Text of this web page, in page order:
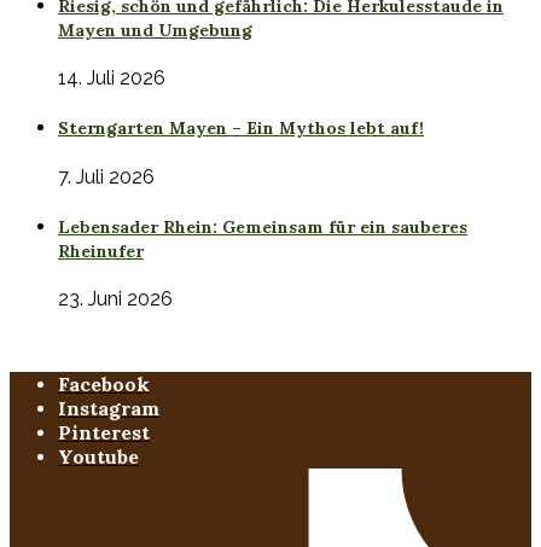
Riesig, schön und gefährlich: Die Herkulesstaude in
Mayen und Umgebung
14. Juli 2026
Sterngarten Mayen – Ein Mythos lebt auf!
7. Juli 2026
Lebensader Rhein: Gemeinsam für ein sauberes
Rheinufer
23. Juni 2026
Facebook
Instagram
Pinterest
Youtube